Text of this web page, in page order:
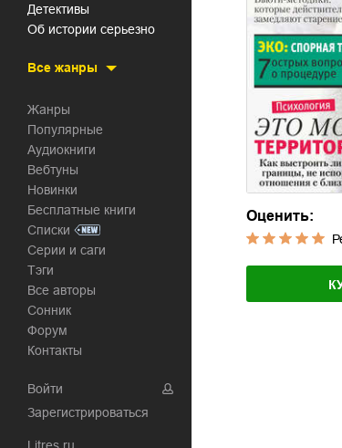
детективы
об истории серьезно
Все жанры
Жанры
Популярные
Аудиокниги
Вебтуны
Новинки
Бесплатные книги
Списки
Серии и саги
Тэги
Все авторы
Сонник
Форум
Контакты
Войти
Зарегистрироваться
Оценить: